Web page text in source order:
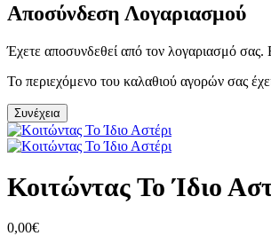
Αποσύνδεση Λογαριασμού
Έχετε αποσυνδεθεί από τον λογαριασμό σας.
Το περιεχόμενο του καλαθιού αγορών σας
Συνέχεια
Κοιτώντας Το Ίδιο
0,00€